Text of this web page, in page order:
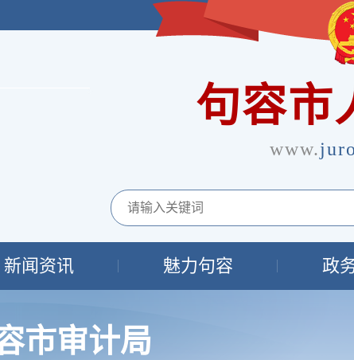
句容市
www.
新闻资讯 魅力句容 政
市审计局